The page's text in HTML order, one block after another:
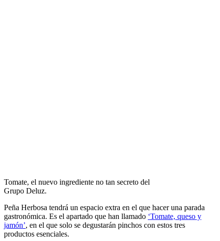
Tomate, el nuevo ingrediente no tan secreto del
Grupo Deluz.
Peña Herbosa tendrá un espacio extra en el que hacer una parada
gastronómica. Es el apartado que han llamado ‘Tomate, queso y
jamón’, en el que solo se degustarán pinchos con estos tres
productos esenciales.